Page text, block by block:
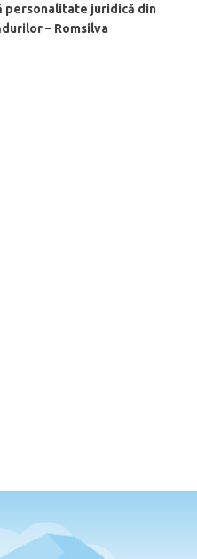
personalitate juridică din
– Romsilva